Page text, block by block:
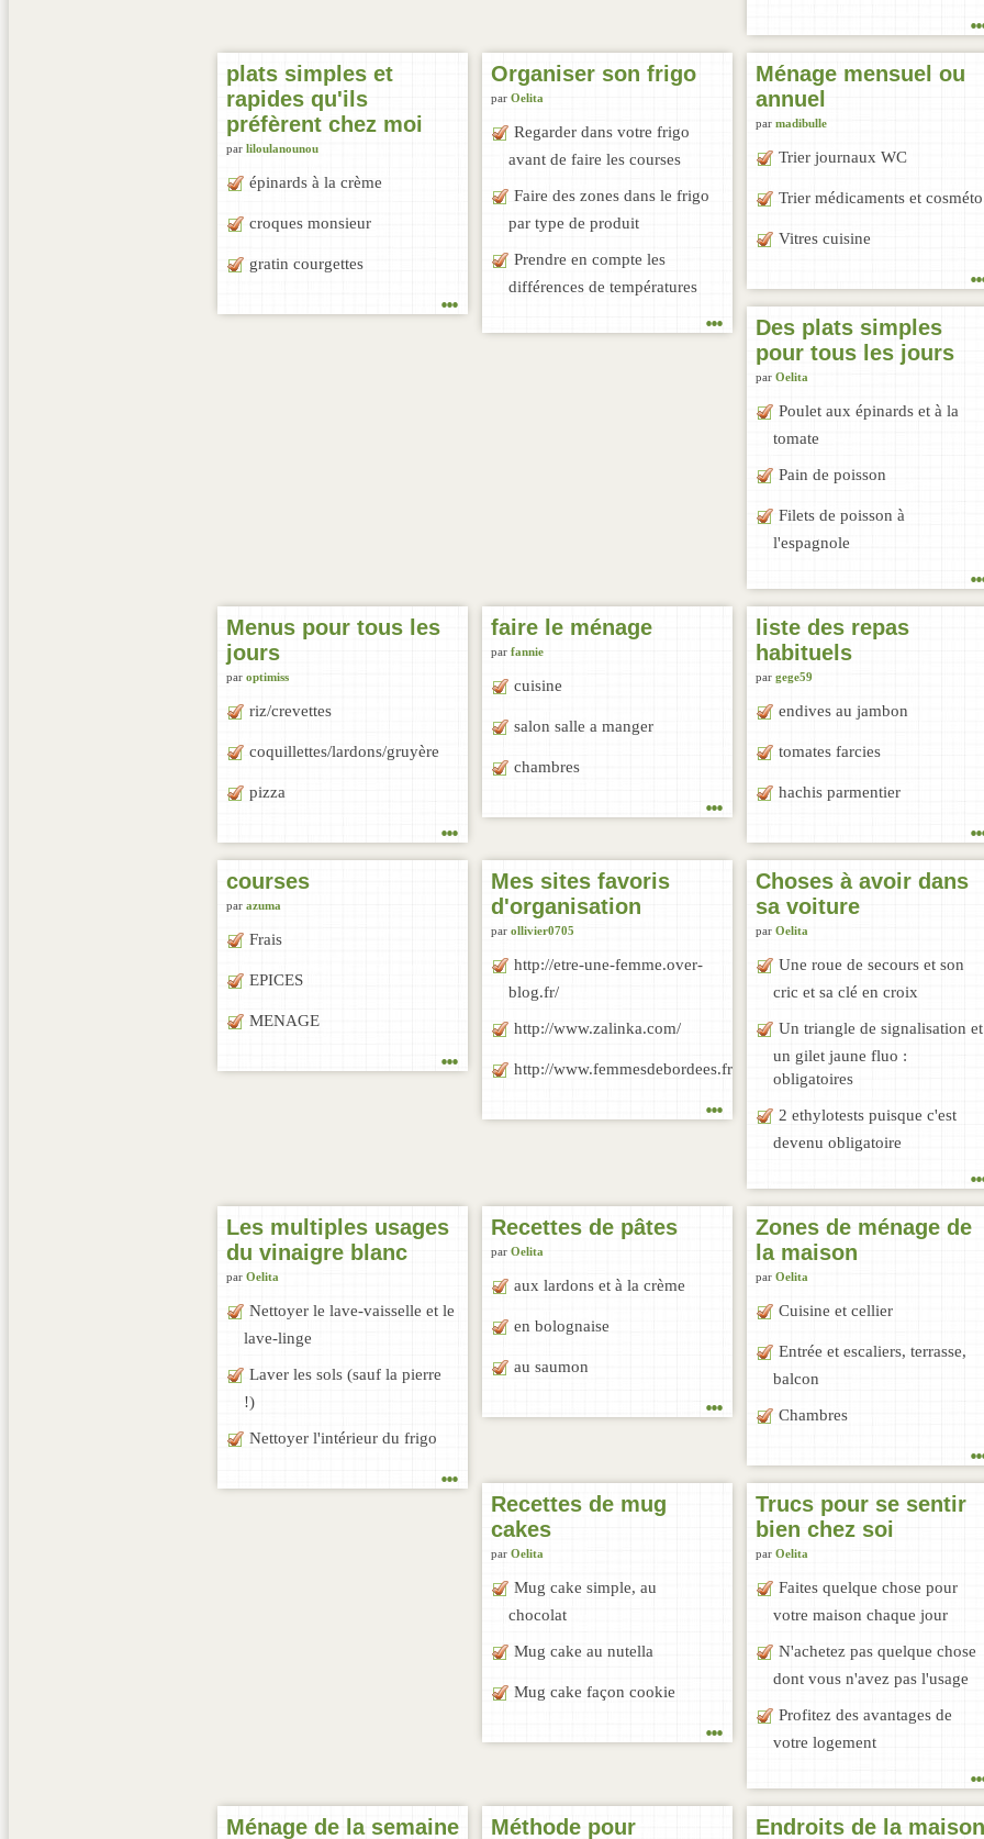
plats simples et
rapides qu'ils
préfèrent chez moi
par liloulanounou
épinards à la crème
croques monsieur
gratin courgettes
...
Organiser son frigo
par Oelita
Regarder dans votre frigo
avant de faire les courses
Faire des zones dans le frigo
par type de produit
Prendre en compte les
différences de températures
...
Ménage mensuel ou
annuel
par madibulle
Trier journaux WC
Trier médicaments et cosméto
Vitres cuisine
Des plats simples
pour tous les jours
par Oelita
Poulet aux épinards et à la
tomate
Pain de poisson
Filets de poisson à
l'espagnole
Menus pour tous les
jours
par optimiss
riz/crevettes
coquillettes/lardons/gruyère
pizza
...
faire le ménage
par fannie
cuisine
salon salle a manger
chambres
...
liste des repas
habituels
par gege59
endives au jambon
tomates farcies
hachis parmentier
courses
par azuma
Frais
EPICES
MENAGE
...
Mes sites favoris
d'organisation
par ollivier0705
http://etre-une-femme.over-
blog.fr/
http://www.zalinka.com/
http://www.femmesdebordees.fr/1.aspx
...
Choses à avoir dans
sa voiture
par Oelita
Une roue de secours et son
cric et sa clé en croix
Un triangle de signalisation et
un gilet jaune fluo :
obligatoires
2 ethylotests puisque c'est
devenu obligatoire
Les multiples usages
du vinaigre blanc
par Oelita
Nettoyer le lave-vaisselle et le
lave-linge
Laver les sols (sauf la pierre
!)
Nettoyer l'intérieur du frigo
...
Recettes de pâtes
par Oelita
aux lardons et à la crème
en bolognaise
au saumon
...
Zones de ménage de
la maison
par Oelita
Cuisine et cellier
Entrée et escaliers, terrasse,
balcon
Chambres
Recettes de mug
cakes
par Oelita
Mug cake simple, au
chocolat
Mug cake au nutella
Mug cake façon cookie
...
Trucs pour se sentir
bien chez soi
par Oelita
Faites quelque chose pour
votre maison chaque jour
N'achetez pas quelque chose
dont vous n'avez pas l'usage
Profitez des avantages de
votre logement
Ménage de la semaine Méthode pour Endroits de la maison